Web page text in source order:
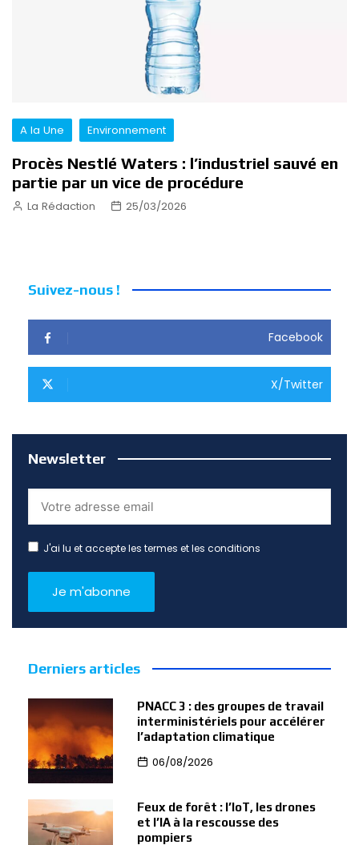
A la Une Environnement
Procès Nestlé Waters : l’industriel sauvé en
partie par un vice de procédure
La Rédaction 25/03/2026
Suivez-nous !
Facebook
X/Twitter
Newsletter
J'ai lu et accepte les termes et les conditions
Derniers articles
PNACC 3 : des groupes de travail
interministériels pour accélérer
l’adaptation climatique
06/08/2026
Feux de forêt : l’IoT, les drones
et l’IA à la rescousse des
pompiers